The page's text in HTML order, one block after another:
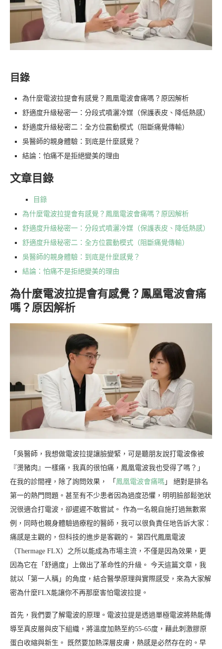
目錄
為什麼電波拉提會有感覺？鳳凰電波會痛嗎？原因解析
舒適度升級秘密一：分段式噴灑冷媒（保護表皮、降低熱感）
舒適度升級秘密二：全方位震動模式（阻斷痛覺傳輸）
吳醫師的親身體驗：到底是什麼感覺？
結論：怕痛不是拒絕變美的理由
文章目錄
目錄
為什麼電波拉提會有感覺？鳳凰電波會痛嗎？原因解析
舒適度升級秘密一：分段式噴灑冷媒（保護表皮、降低熱感）
舒適度升級秘密二：全方位震動模式（阻斷痛覺傳輸）
吳醫師的親身體驗：到底是什麼感覺？
結論：怕痛不是拒絕變美的理由
為什麼電波拉提會有感覺？鳳凰電波會痛
嗎？原因解析
「吳醫師，我想做電波拉提讓臉變緊，可是聽朋友說打電波像被
『燙豬肉』一樣痛，我真的很怕痛，鳳凰電波我也受得了嗎？」
在我的診間裡，除了詢問效果， 「 鳳凰電波會痛嗎 」 絕對是排名
第一的熱門問題。甚至有不少患者因為過度恐懼，明明臉部鬆弛狀
況很適合打電波，卻遲遲不敢嘗試。 作為一名親自施打過無數案
例，同時也親身體驗過療程的醫師，我可以很負責任地告訴大家：
痛感是主觀的，但科技的進步是客觀的。 第四代鳳凰電波
（Thermage FLX）之所以能成為市場主流，不僅是因為效果，更
因為它在「舒適度」上做出了革命性的升級。 今天這篇文章，我
就以「第一人稱」的角度，結合醫學原理與實際感受，來為大家解
密為什麼FLX能讓你不再那麼害怕電波拉提。
首先，我們要了解電波的原理。電波拉提是透過單極電波將熱能傳
導至真皮層與皮下組織，將溫度加熱至約55-65度，藉此刺激膠原
蛋白收縮與新生。 既然要加熱深層皮膚，熱感是必然存在的。早